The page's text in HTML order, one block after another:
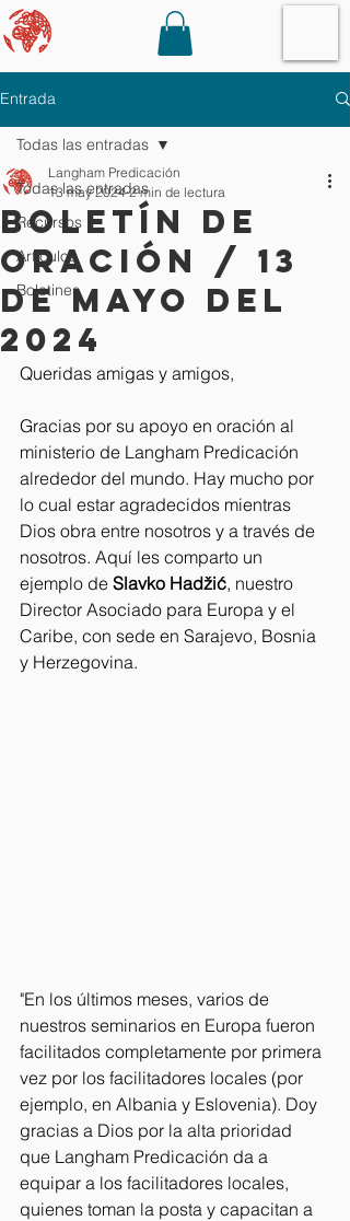
Entrada
Todas las entradas
Recursos
Artículos
Boletines
Todas las entradas
Boletín de
oración / 13
de mayo del
2024
Langham Predicación
13 may 2024 2 min de lectura
Queridas amigas y amigos,
Gracias por su apoyo en oración al
ministerio de Langham Predicación
alrededor del mundo. Hay mucho por
lo cual estar agradecidos mientras
Dios obra entre nosotros y a través de
nosotros. Aquí les comparto un
ejemplo de Slavko Hadžić, nuestro
Director Asociado para Europa y el
Caribe, con sede en Sarajevo, Bosnia
y Herzegovina.
"En los últimos meses, varios de
nuestros seminarios en Europa fueron
facilitados completamente por primera
vez por los facilitadores locales (por
ejemplo, en Albania y Eslovenia). Doy
gracias a Dios por la alta prioridad
que Langham Predicación da a
equipar a los facilitadores locales,
quienes toman la posta y capacitan a